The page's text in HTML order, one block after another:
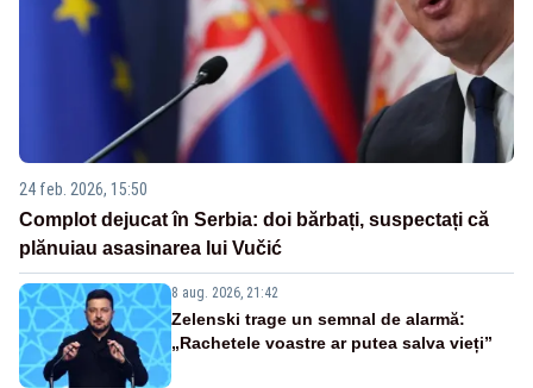
24 feb. 2026, 15:50
Complot dejucat în Serbia: doi bărbați, suspectați că
plănuiau asasinarea lui Vučić
8 aug. 2026, 21:42
Zelenski trage un semnal de alarmă:
„Rachetele voastre ar putea salva vieți”